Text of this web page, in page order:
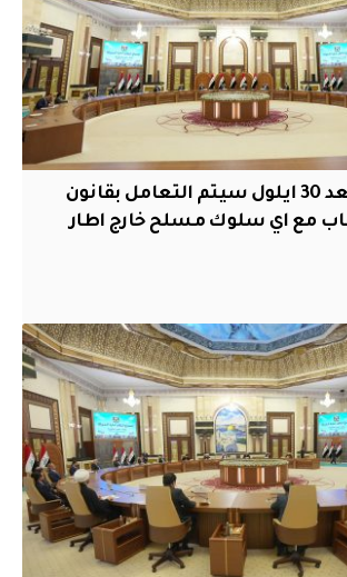
ادارة الدولة: بعد 30 ايلول سيتم التعامل بقانون
مع اي سلوك مسلح خارج اطار